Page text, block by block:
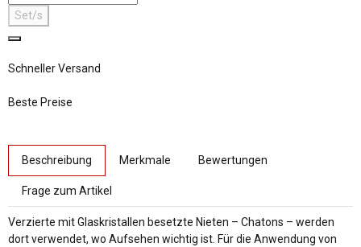
Set/s
Schneller Versand
Beste Preise
weitere Registerkarten anzeigen
Beschreibung Merkmale Bewertungen
Frage zum Artikel
Verzierte mit Glaskristallen besetzte Nieten – Chatons – werden
dort verwendet, wo Aufsehen wichtig ist. Für die Anwendung von